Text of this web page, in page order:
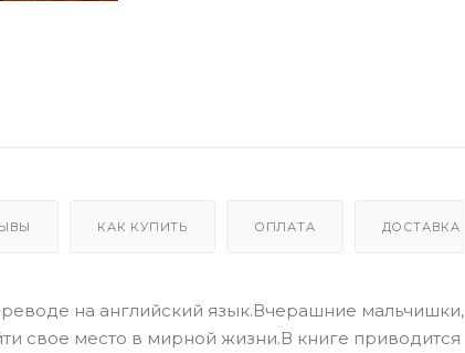
КАК КУПИТЬ ОПЛАТА ДОСТАВКА
на английский язык.Вчерашние мальчишки,
свое место в мирной жизни.В книге приводится